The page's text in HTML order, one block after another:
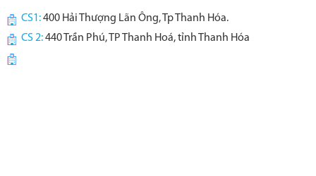
CS1:400 Hải Thượng Lãn Ông, Tp Thanh Hóa.
CS 2:440 Trần Phú, TP Thanh Hoá, tỉnh Thanh Hóa